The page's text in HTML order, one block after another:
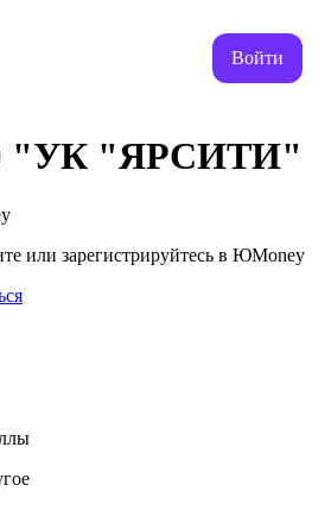
Войти
"УК "ЯРСИТИ"
или зарегистрируйтесь в ЮMoney